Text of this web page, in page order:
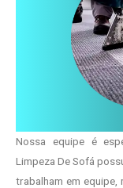
Nossa equipe é
Limpeza De Sofá
trabalham em